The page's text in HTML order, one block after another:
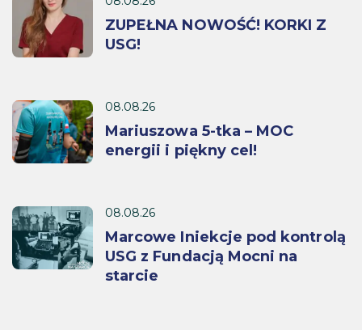
ZUPEŁNA NOWOŚĆ! KORKI Z
USG!
08.08.26
Mariuszowa 5-tka – MOC
energii i piękny cel!
08.08.26
Marcowe Iniekcje pod kontrolą
USG z Fundacją Mocni na
starcie